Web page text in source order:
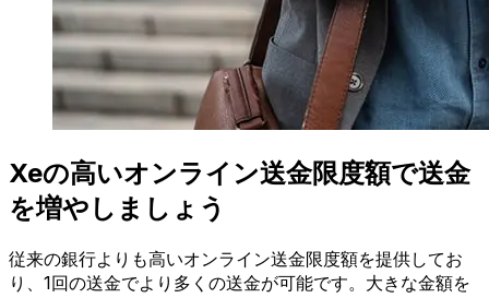
Xeの高いオンライン送金限度額で送金
を増やしましょう
従来の銀行よりも高いオンライン送金限度額を提供してお
り、1回の送金でより多くの送金が可能です。大きな金額を